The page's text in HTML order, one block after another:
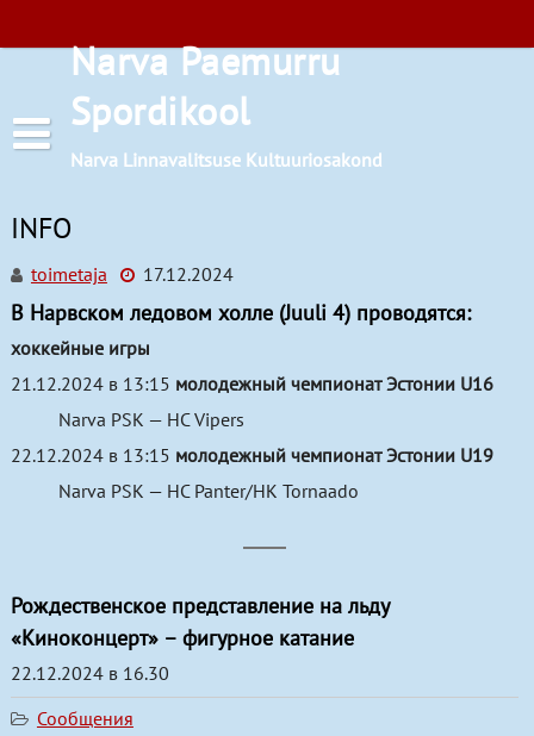
содержимомуNarva Paemurru
Spordikool
Narva Linnavalitsuse Kultuuriosakond
Расписания занятий
Баскетбол
Лёгкая атлетика
Фигурное катание
Хоккей с шайбой
Художественная гимнастика
Местоположение
INFO
toimetaja 17.12.2024
В Нарвском ледовом холле (Juuli 4) проводятся:
хоккейные игры
21.12.2024 в 13:15 молодежный чемпионат Эстонии U16
Narva PSK — HC Vipers
22.12.2024 в 13:15 молодежный чемпионат Эстонии U19
Narva PSK — HC Panter/HK Tornaado
Рождественское представление на льду
«Киноконцерт» – фигурное катание
22.12.2024 в 16.30
Сообщения